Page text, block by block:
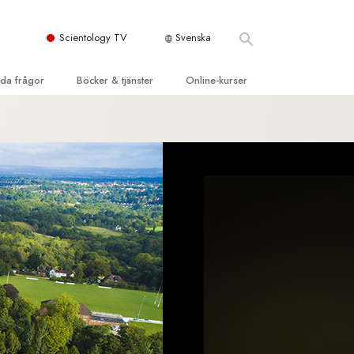
Scientology TV Svenska
frågor
organisationer
Böcker & tjänster
tjänster
Online-kurser
Tillvarons dynamiker
Beståndsdelarna i förståelse
Lösningar för en farlig omgivning
Assister för sjukdomar och skador
Integritet och ärlighet
Äktenskap
Den emotionella Tonskalan